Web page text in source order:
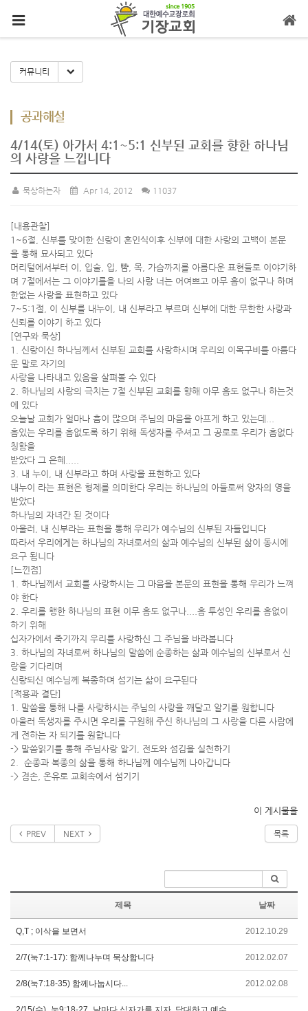
커뮤니티 Toggle Dropdown
공과해설
4/14(토) 아가서 4:1~5:1 신부된 교회를 향한 하나님
의 사랑을 느낍니다
묵상하는자 Apr 14, 2012 11037
[내용관찰]
1~6절, 신부를 맞이한 신랑이 혼인식이후 신부에 대한 사랑의 고백이 본문
을 통해 묘사되고 있다
머리털에서부터 이, 입술, 입, 뺨, 목, 가슴까지를 아름다운 표현들로 이야기하
며 7절에서는 그 이야기를을 나의 사랑 너는 어여쁘고 아무 흠이 없구나 하며
한없는 사랑을 표현하고 있다
7~5:1절, 이 신부를 내누이, 내 신부라고 부르며 신부에 대한 무한한 사랑과
신뢰를 이야기 하고 있다
[연구와 묵상]
1. 신랑이신 하나님께서 신부된 교회를 사랑하시며 우리의 이목구비를 아름다
운 말로 자기의
사랑을 나타내고 있음을 살펴볼 수 있다
2. 하나님의 사랑의 극치는 7절 신부된 교회를 향해 아무 흠도 없구나 하는것
에 있다
오늘날 교회가 얼마나 흠이 많으며 주님의 마음을 아프게 하고 있는데...
흠있는 우리를 흠없도록 하기 위해 독생자를 주셔고 그 공로로 우리가 흠없다
칭함을
받았다 그 은혜.....
3. 내 누이, 내 신부라고 하며 사랑을 표현하고 있다
내누이 라는 표현은 형제를 의미한다 우리는 하나님의 아들로써 양자의 영을
받았다
하나님의 자녀간 된 것이다
아울러, 내 신부라는 표현을 통해 우리가 예수님의 신부된 자들입니다
따라서 우리에게는 하나님의 자녀로서의 삶과 예수님의 신부된 삶이 동시에
요구 됩니다
[느낀점]
1. 하나님께서 교회를 사랑하시는 그 마음을 본문의 표현을 통해 우리가 느껴
야 한다
2. 우리를 행한 하나님의 표현 이무 흠도 없구나....흠 투성인 우리를 흠없이
하기 위해
십자가에서 죽기까지 우리를 사랑하신 그 주님을 바라봅니다
3. 하나님의 자녀로써 하나님의 말씀에 순종하는 삶과 예수님의 신부로서 신
랑을 기다리며
신랑되신 예수님께 복종하며 섬기는 삶이 요구된다
[적용과 결단]
1. 말씀을 퉁해 나를 사랑하시는 주님의 사랑을 깨달고 알기를 원합니다
아울러 독생자를 주시면 우리를 구원해 주신 하나님의 그 사랑을 다른 사람에
게 전하는 자 되기를 원합니다
-> 말씀읽기를 통해 주님사랑 알기, 전도와 섬김을 실천하기
2. 순종과 복종의 삶을 통해 하나님께 예수님께 나아갑니다
-> 겸손, 온유로 교회속에서 섬기기
이 게시물을
PREV NEXT 목록
제목 날짜
Q,T ; 이삭을 보면서 2012.10.29
2/7(눅7:1-17): 함께나누며 묵상합니다 2012.02.07
2/8(눅7:18-35) 함께나눕시다... 2012.02.08